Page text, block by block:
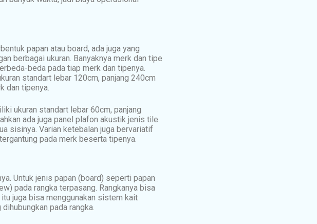
papan atau board, ada juga yang
berbagai ukuran. Banyaknya merk dan tipe
beda pada tiap merk dan tipenya.
standart lebar 120cm, panjang 240cm
dan tipenya.
ukuran standart lebar 60cm, panjang
ada juga panel plafon akustik jenis tile
sisinya. Varian ketebalan juga bervariatif
pada merk beserta tipenya.
Untuk jenis papan (board) seperti papan
pada rangka terpasang. Rangkanya bisa
itu juga bisa menggunakan sistem kait
pada rangka.